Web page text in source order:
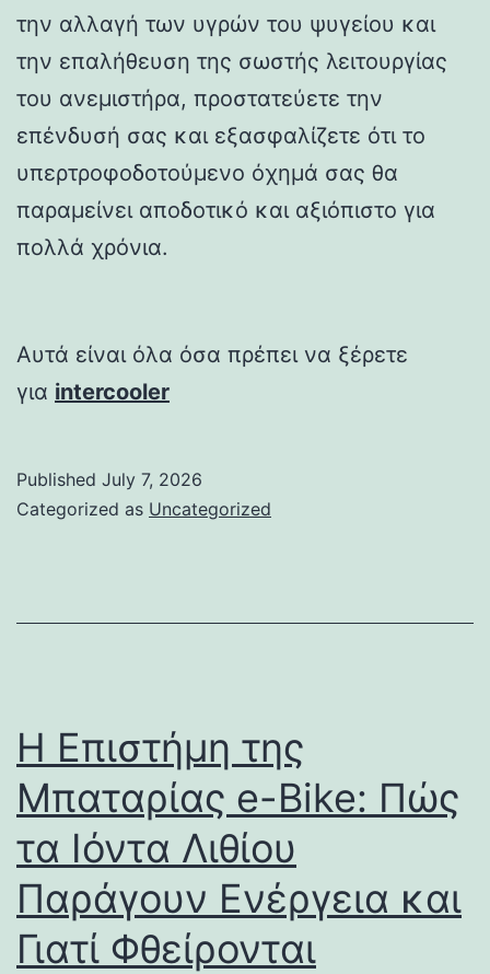
την αλλαγή των υγρών του ψυγείου και
την επαλήθευση της σωστής λειτουργίας
του ανεμιστήρα, προστατεύετε την
επένδυσή σας και εξασφαλίζετε ότι το
υπερτροφοδοτούμενο όχημά σας θα
παραμείνει αποδοτικό και αξιόπιστο για
πολλά χρόνια.
Αυτά είναι όλα όσα πρέπει να ξέρετε
για intercooler
Published July 7, 2026
Categorized as Uncategorized
Η Επιστήμη της
Μπαταρίας e-Bike: Πώς
τα Ιόντα Λιθίου
Παράγουν Ενέργεια και
Γιατί Φθείρονται